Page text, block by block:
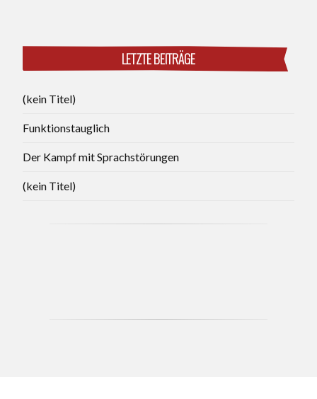
LETZTE BEITRÄGE
(kein Titel)
Funktionstauglich
Der Kampf mit Sprachstörungen
(kein Titel)